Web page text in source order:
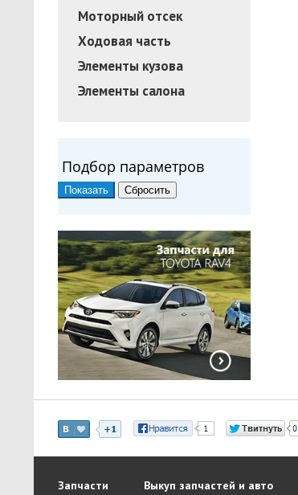
Моторный отсек
Ходовая часть
Элементы кузова
Элементы салона
Подбор параметров
Запчасти Выкуп запчастей и авто